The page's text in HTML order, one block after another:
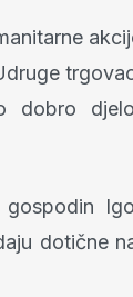
dobro
dotične